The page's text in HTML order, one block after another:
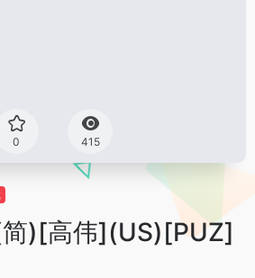
0 415
)[高伟](US)[PUZ]